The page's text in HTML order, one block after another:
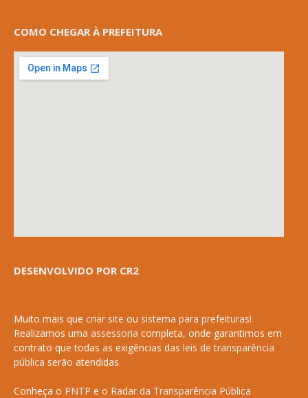
COMO CHEGAR À PREFEITURA
DESENVOLVIDO POR CR2
Muito mais que criar site ou sistema para prefeituras!
Realizamos uma assessoria completa, onde garantimos em
contrato que todas as exigências das leis de transparência
pública serão atendidas.
Conheça o PNTP e o Radar da Transparência Pública